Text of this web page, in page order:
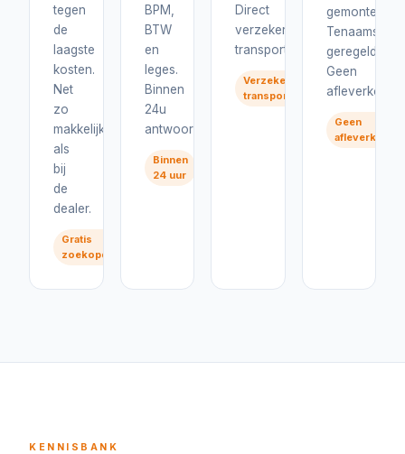
tegen
de
laagste
kosten.
Net
zo
makkelijk
als
bij
de
dealer.
Gratis
zoekopdracht
BPM,
BTW
en
leges.
Binnen
24u
antwoord.
Binnen
24 uur
Direct
verzekerd
transport.
Verzekerd
transport
gemonteerd.
geregeld.
Geen
Geen
afleverkosten
KENNISBANK